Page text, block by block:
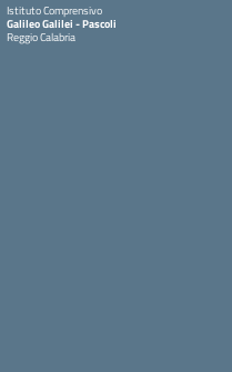
Istituto Comprensivo
Galileo Galilei - Pascoli
Reggio Calabria